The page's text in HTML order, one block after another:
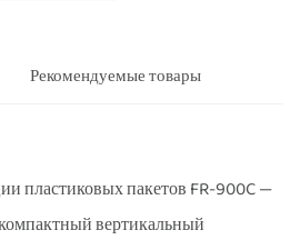
Рекомендуемые товары
пластиковых пакетов FR-900C —
вертикальный